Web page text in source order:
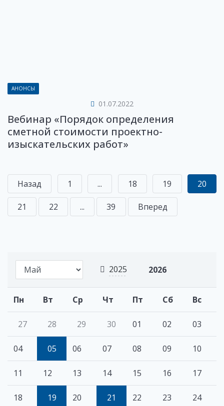
2025 2026
Пн Вт Ср Чт Пт Сб Вс
27 28 29 30 01 02 03
04 05 06 07 08 09 10
11 12 13 14 15 16 17
18 19 20 21 22 23 24
АНОНСЫ
01.07.2022
Вебинар «Порядок определения
сметной стоимости проектно-
изыскательских работ»
Назад 1 ... 18 19 20
21 22 ... 39 Вперед